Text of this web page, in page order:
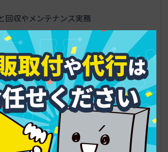
回収やメンテナンス実務
資金繰りの落とし穴
告するやめとけ案件
ームや信用リスク
ーンにハマる実態
するケース
・役務を一目でマトリクス比較
クで徹底比較する表
拡大する3つの新ルート